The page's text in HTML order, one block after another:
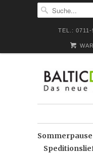
TEL.:
Sommerpause